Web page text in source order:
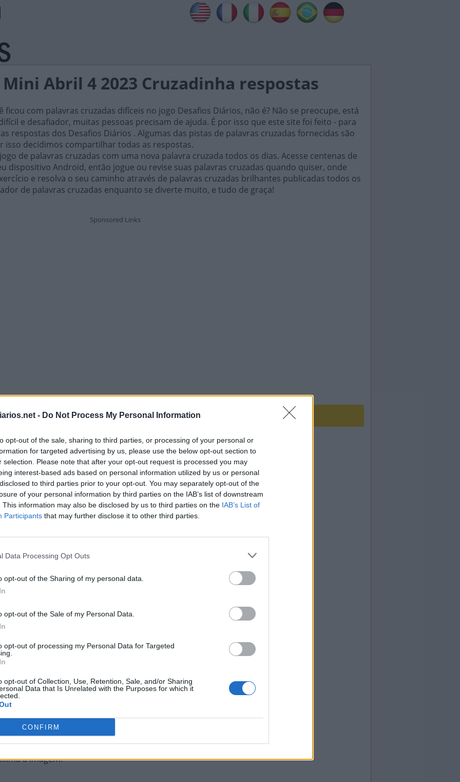
- Do Not Process My Personal Information
opt-out of the sale, sharing to third parties, or processing of your personal or
for targeted advertising by us, please use the below opt-out section to
selection. Please note that after your opt-out request is processed you may
interest-based ads based on personal information utilized by us or personal
to third parties prior to your opt-out. You may separately opt-out of the
of your personal information by third parties on the IAB’s list of downstream
This information may also be disclosed by us to third parties on the IAB’s List of
Participants that may further disclose it to other third parties.
Data Processing Opt Outs
opt-out of the Sharing of my personal data.
opt-out of the Sale of my Personal Data.
opt-out of processing my Personal Data for Targeted
opt-out of Collection, Use, Retention, Sale, and/or Sharing
Data that Is Unrelated with the Purposes for which it
CONFIRM
Abril 4 2023 Cruzadinha respostas
ficou com palavras cruzadas difíceis no jogo Desafios Diários, não é? Não se preocupe, está
e desafiador, muitas pessoas precisam de ajuda. É por isso que este site foi feito - para
respostas dos Desafios Diários . Algumas das pistas de palavras cruzadas fornecidas são
isso decidimos compartilhar todas as respostas.
de palavras cruzadas com uma nova palavra cruzada todos os dias. Acesse centenas de
dispositivo Android, então jogue ou revise suas palavras cruzadas quando quiser, onde
e resolva o seu caminho através de palavras cruzadas brilhantes publicadas todos os
de palavras cruzadas enquanto se diverte muito, e tudo de graça!
Mini Abril 4 2023 Cruzadinha
A P A
Z
B
O N
O
A
S N
O
T
O M
:
Gil
:
a imagem: